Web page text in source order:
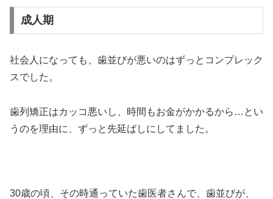
成人期
社会人になっても、歯並びが悪いのはずっとコンプレック
スでした。
歯列矯正はカッコ悪いし、時間もお金がかかるから…とい
うのを理由に、ずっと先延ばしにしてました。
30歳の頃、その時通っていた歯医者さんで、歯並びが、